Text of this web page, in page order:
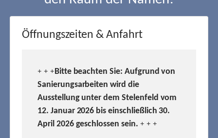
Öffnungszeiten & Anfahrt
+ + +Bitte beachten Sie: Aufgrund von
Sanierungsarbeiten wird die
Ausstellung unter dem Stelenfeld vom
12. Januar 2026 bis einschließlich 30.
April 2026 geschlossen sein. + + +